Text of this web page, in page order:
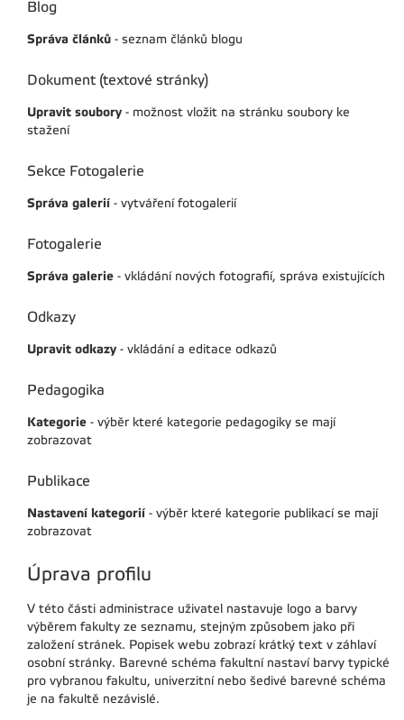
Blog
Správa článků - seznam článků blogu
Dokument (textové stránky)
Upravit soubory - možnost vložit na stránku soubory ke
stažení
Sekce Fotogalerie
Správa galerií - vytváření fotogalerií
Fotogalerie
Správa galerie - vkládání nových fotografií, správa existujících
Odkazy
Upravit odkazy - vkládání a editace odkazů
Pedagogika
Kategorie - výběr které kategorie pedagogiky se mají
zobrazovat
Publikace
Nastavení kategorií - výběr které kategorie publikací se mají
zobrazovat
Úprava profilu
V této části administrace uživatel nastavuje logo a barvy
výběrem fakulty ze seznamu, stejným způsobem jako při
založení stránek. Popisek webu zobrazí krátký text v záhlaví
osobní stránky. Barevné schéma fakultní nastaví barvy typické
pro vybranou fakultu, univerzitní nebo šedivé barevné schéma
je na fakultě nezávislé.